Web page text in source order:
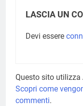
LASCIA UN
Devi essere
Questo sito utilizza
Scopri come
commenti.